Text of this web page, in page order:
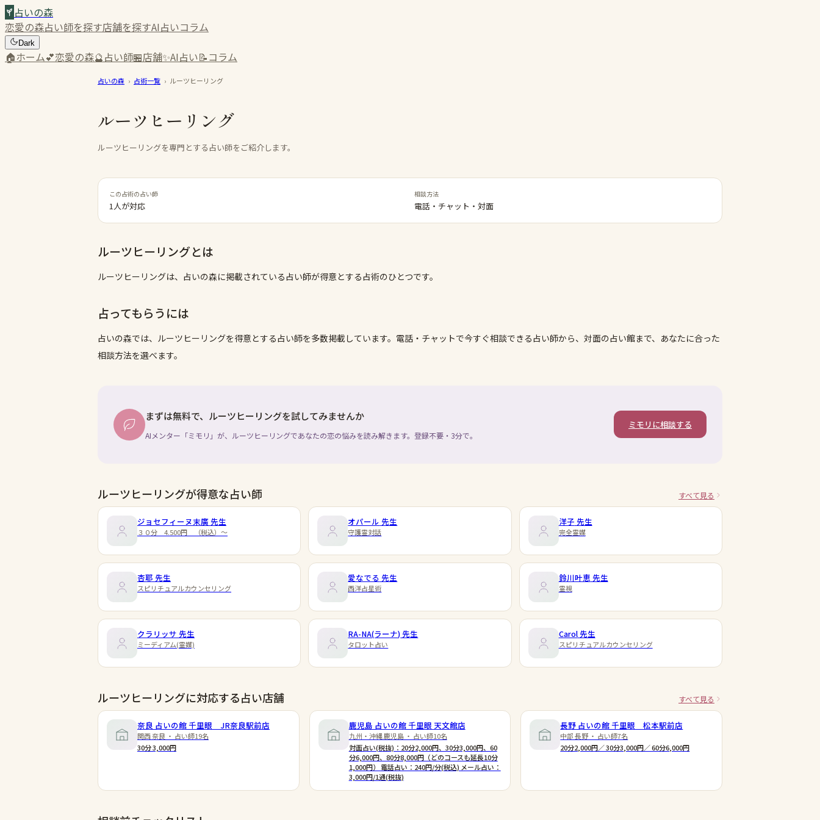
占いの森
恋愛の森占い師を探す店舗を探すAI占いコラム
Dark
🏠ホーム💕恋愛の森🔮占い師🏪店舗✨AI占い📝コラム
占いの森 › 占術一覧 › ルーツヒーリング
ルーツヒーリング
ルーツヒーリングを専門とする占い師をご紹介します。
この占術の占い師
1人が対応
相談方法
電話・チャット・対面
ルーツヒーリングとは
ルーツヒーリングは、占いの森に掲載されている占い師が得意とする占術のひとつです。
占ってもらうには
占いの森では、 ルーツヒーリングを得意とする占い師を多数掲載しています。電話・チャットで今すぐ相談できる占い師から、対面の占い館まで、あなたに合った
相談方法を選べます。
まずは無料で、ルーツヒーリングを試してみませんか
AIメンター「ミモリ」が、ルーツヒーリングであなたの恋の悩みを読み解きます。登録不要・3分で。
ミモリに相談する
ルーツヒーリングが得意な占い師 すべて見る
ジョセフィーヌ末廣先生
３０分 4.500円 （税込）～
オパール 先生
守護霊対話
洋子 先生
完全霊媒
杏耶 先生
スピリチュアルカウンセリング
愛なでる 先生
西洋占星術
鈴川叶恵 先生
霊視
クラリッサ 先生
ミーディアム(霊媒)
RA-NA(ラーナ)先生
タロット占い
Carol先生
スピリチュアルカウンセリング
ルーツヒーリングに対応する占い店舗 すべて見る
奈良 占いの館 千里眼 JR奈良駅前店
関西 奈良 ・ 占い師19名
30分 3,000円
鹿児島 占いの館 千里眼 天文館店
九州・沖縄 鹿児島 ・ 占い師10名
対面占い(税抜)：20分2,000円、30分3,000円、60
分6,000円、80分8,000円（どのコースも延長10分
1,000円） 電話占い：240円/分(税込) メール占い：
3,000円/1通(税抜)
長野 占いの館 千里眼 松本駅前店
中部 長野 ・ 占い師7名
20分2,000円／ 30分3,000円／ 60分6,000円